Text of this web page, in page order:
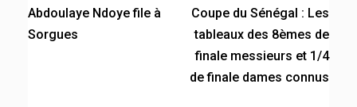
Abdoulaye Ndoye file à
Sorgues
Coupe du Sénégal : Les
tableaux des 8èmes de
finale messieurs et 1/4
de finale dames connus